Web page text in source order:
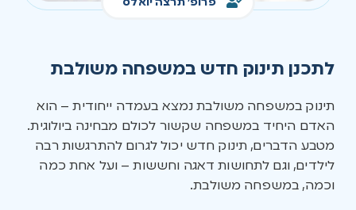
לתכנן תינוק חדש במשפחה משולבת
תינוק במשפחה משולבת נמצא בעמדה ייחודית – הוא
האדם היחיד במשפחה שקשור לכולם מבחינה ביולוגית.
מטבע הדברים, תינוק חדש יכול לגרום להתרגשות רבה
לילדים, וגם לתחושות דאגה וחששות – ועל אחת כמה
וכמה, במשפחה משולבת.